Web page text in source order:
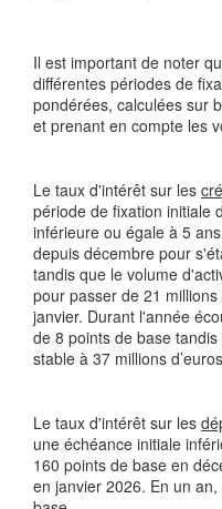
Il est important de noter
différentes périodes de
pondérées, calculées sur
et prenant en compte les
Le taux d'intérêt sur les
période de fixation initiale
inférieure ou égale à 5
depuis décembre pour
tandis que le volume
pour passer de 21
janvier. Durant l'année
de 8 points de base
stable à 37 millions
Le taux d'intérêt sur les
une échéance initiale
160 points de base en
en janvier 2026. En un